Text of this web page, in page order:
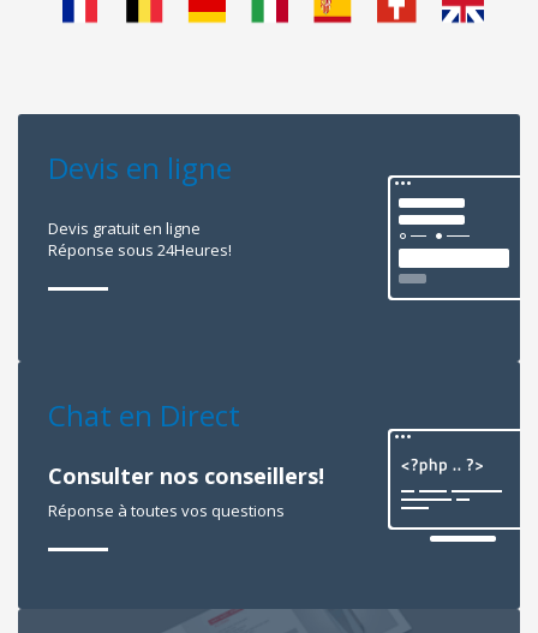
Devis en ligne
Devis gratuit en ligne
Réponse sous 24Heures!
Chat en Direct
Consulter nos conseillers!
Réponse à toutes vos questions